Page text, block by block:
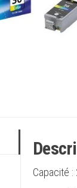
Capacité :